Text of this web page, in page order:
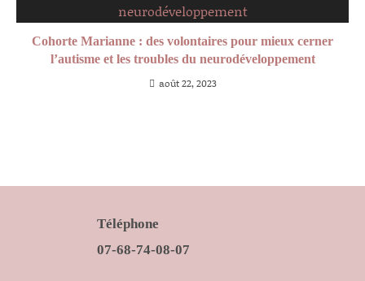
Cohorte Marianne : des volontaires pour mieux cerner
l’autisme et les troubles du neurodéveloppement
août 22, 2023
Téléphone
07-68-74-08-07